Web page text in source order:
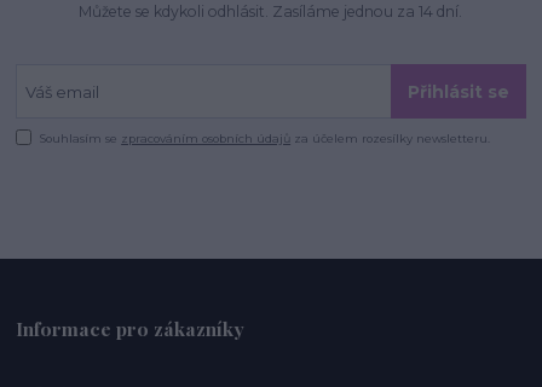
Můžete se kdykoli odhlásit. Zasíláme jednou za 14 dní.
Přihlásit se
Souhlasím se zpracováním osobních údajů za účelem rozesílky newsletteru.
Informace pro zákazníky